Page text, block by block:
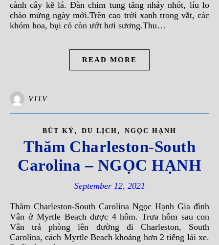
cành cây kẽ lá. Đàn chim tung tăng nhảy nhót, líu lo
chào mừng ngày mới.Trên cao trời xanh trong vắt, các
khóm hoa, bụi cỏ còn ướt hơi sương.Thu…
READ MORE
VTLV
BÚT KÝ , DU LỊCH , NGỌC HẠNH
Thăm Charleston-South
Carolina – NGỌC HẠNH
September 12, 2021
Thăm Charleston-South Carolina Ngọc Hạnh Gia đình
Vân ở Myrtle Beach được 4 hôm. Trưa hôm sau con
Vân trả phòng lên đường đi Charleston, South
Carolina, cách Myrtle Beach khoảng hơn 2 tiếng lái xe.